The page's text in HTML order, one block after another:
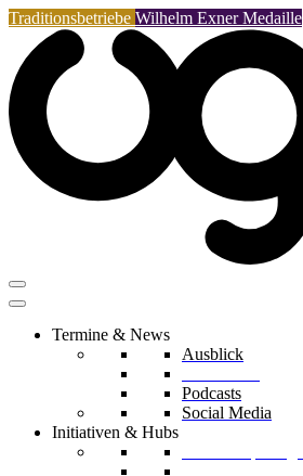
Traditionsbetriebe Wilhelm Exner Medaille
Termine & News
Ausblick
Podcasts
Social Media
Initiativen & Hubs